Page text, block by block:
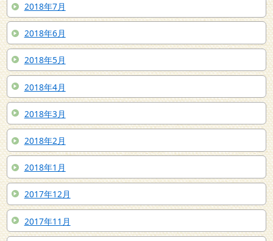
2018年7月
2018年6月
2018年5月
2018年4月
2018年3月
2018年2月
2018年1月
2017年12月
2017年11月